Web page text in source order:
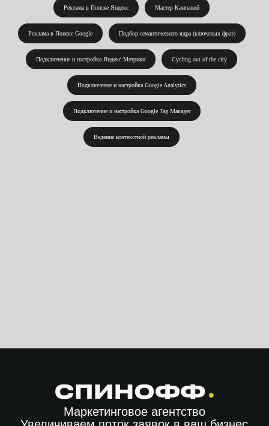
Реклама в Поиске Яндекс Мастер Кампаний
Реклама в Поиске Google Подбор семантического ядра (ключевых фраз)
Подключение и настройка Яндекс Метрики Cycling out of the city
Подключение и настройка Google Analytics
Подключение и настройка Google Tag Manager
Ведение контекстной рекламы